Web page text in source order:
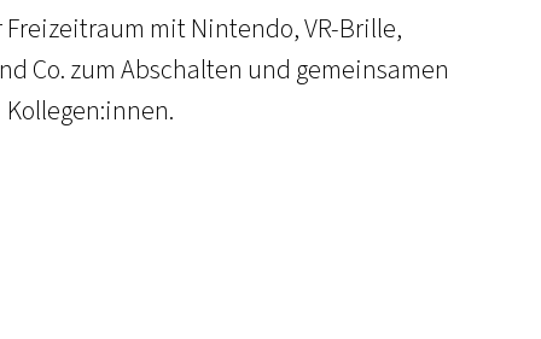
mit Nintendo, VR-Brille,
Co. zum Abschalten und gemeinsamen